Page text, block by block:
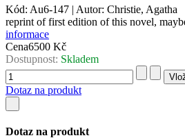
Kód: Au6-147 | Autor: Christie, Agatha
reprint of first edition of this novel,
informace
Cena6500 Kč
Dostupnost: Skladem
Dotaz na produkt
Dotaz na produkt